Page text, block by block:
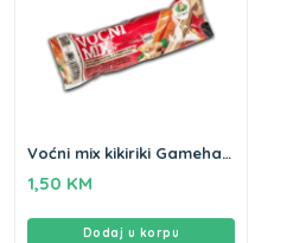
Voćni mix kikiriki Gameha
1,50 KM
Dodaj u korpu